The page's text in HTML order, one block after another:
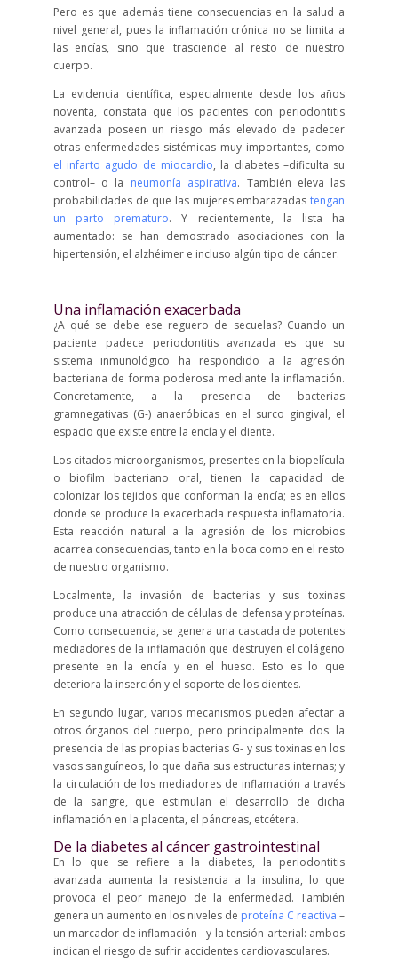
Pero es que además tiene consecuencias en la salud a
nivel general, pues la inflamación crónica no se limita a
las encías, sino que trasciende al resto de nuestro
cuerpo.
La evidencia científica, especialmente desde los años
noventa, constata que los pacientes con periodontitis
avanzada poseen un riesgo más elevado de padecer
otras enfermedades sistémicas muy importantes, como
el infarto agudo de miocardio, la diabetes –dificulta su
control– o la neumonía aspirativa. También eleva las
probabilidades de que las mujeres embarazadastengan
un parto prematuro. Y recientemente, la lista ha
aumentado: se han demostrado asociaciones con la
hipertensión, el alzhéimer e incluso algún tipo de cáncer.
Una inflamación exacerbada
¿A qué se debe ese reguero de secuelas? Cuando un
paciente padece periodontitis avanzada es que su
sistema inmunológico ha respondido a la agresión
bacteriana de forma poderosa mediante la inflamación.
Concretamente, a la presencia de bacterias
gramnegativas (G-) anaeróbicas en el surco gingival, el
espacio que existe entre la encía y el diente.
Los citados microorganismos, presentes en la biopelícula
o biofilm bacteriano oral, tienen la capacidad de
colonizar los tejidos que conforman la encía; es en ellos
donde se produce la exacerbada respuesta inflamatoria.
Esta reacción natural a la agresión de los microbios
acarrea consecuencias, tanto en la boca como en el resto
de nuestro organismo.
Localmente, la invasión de bacterias y sus toxinas
produce una atracción de células de defensa y proteínas.
Como consecuencia, se genera una cascada de potentes
mediadores de la inflamación que destruyen el colágeno
presente en la encía y en el hueso. Esto es lo que
deteriora la inserción y el soporte de los dientes.
En segundo lugar, varios mecanismos pueden afectar a
otros órganos del cuerpo, pero principalmente dos: la
presencia de las propias bacterias G- y sus toxinas en los
vasos sanguíneos, lo que daña sus estructuras internas; y
la circulación de los mediadores de inflamación a través
de la sangre, que estimulan el desarrollo de dicha
inflamación en la placenta, el páncreas, etcétera.
De la diabetes al cáncer gastrointestinal
En lo que se refiere a la diabetes, la periodontitis
avanzada aumenta la resistencia a la insulina, lo que
provoca el peor manejo de la enfermedad. También
genera un aumento en los niveles de proteína C reactiva –
un marcador de inflamación– y la tensión arterial: ambos
indican el riesgo de sufrir accidentes cardiovasculares.